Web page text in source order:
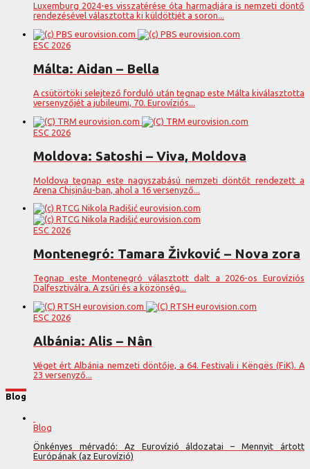
Luxemburg 2024-es visszatérése óta harmadjára is nemzeti döntő
rendezésével választotta ki küldöttjét a soron...
ESC 2026
Málta: Aidan – Bella
A csütörtöki selejtező forduló után tegnap este Málta kiválasztotta
versenyzőjét a jubileumi, 70. Eurovíziós...
ESC 2026
Moldova: Satoshi – Viva, Moldova
Moldova tegnap este nagyszabású nemzeti döntőt rendezett a
Arena Chișinău-ban, ahol a 16 versenyző...
ESC 2026
Montenegró: Tamara Živković – Nova zora
Tegnap este Montenegró választott dalt a 2026-os Eurovíziós
Dalfesztiválra. A zsűri és a közönség...
ESC 2026
Albánia: Alis – Nân
Véget ért Albánia nemzeti döntője, a 64. Festivali i Këngës (FiK). A
23 versenyző...
Blog
Blog
Önkényes mérvadó: Az Eurovízió áldozatai – Mennyit ártott
Európának (az Eurovízió)